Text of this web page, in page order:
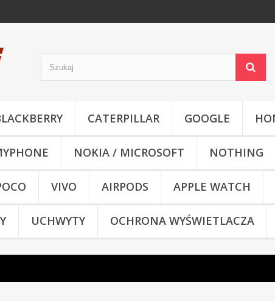
CATERPILLAR GOOGLE
NOKIA / MICROSOFT NOTHING
VIVO AIRPODS APPLE WATCH
UCHWYTY OCHRONA WYŚWIETLACZA